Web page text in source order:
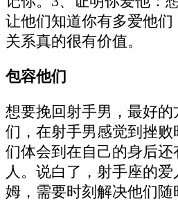
让他们知道你有多爱他
关系真的很有价值。
包容他们
想要挽回射手男，最好
们，在射手男感觉到挫
们体会到在自己的身后
人。说白了，射手座的
姆，需要时刻解决他们随